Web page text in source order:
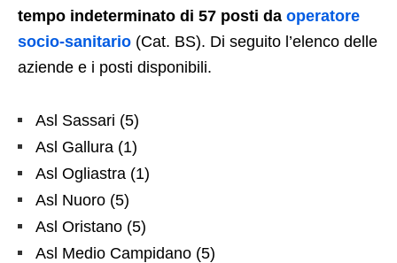
tempo indeterminato di 57 posti da operatore
socio-sanitario (Cat. BS). Di seguito l’elenco delle
aziende e i posti disponibili.
Asl Sassari (5)
Asl Gallura (1)
Asl Ogliastra (1)
Asl Nuoro (5)
Asl Oristano (5)
Asl Medio Campidano (5)